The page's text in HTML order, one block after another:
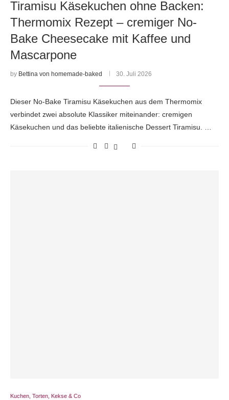
Tiramisu Käsekuchen ohne Backen:
Thermomix Rezept – cremiger No-
Bake Cheesecake mit Kaffee und
Mascarpone
by Bettina von homemade-baked 30. Juli 2026
Dieser No-Bake Tiramisu Käsekuchen aus dem Thermomix
verbindet zwei absolute Klassiker miteinander: cremigen
Käsekuchen und das beliebte italienische Dessert Tiramisu. …
Kuchen, Torten, Kekse & Co